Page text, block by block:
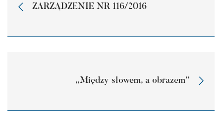
ZARZĄDZENIE NR 116/2016
„Między słowem, a obrazem”